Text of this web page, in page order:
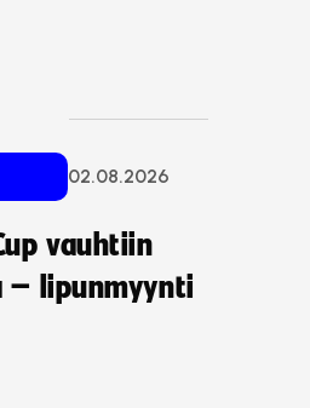
02.08.2026
vauhtiin
– lipunmyynti